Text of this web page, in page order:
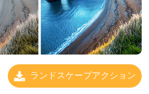
ランドスケープアクション